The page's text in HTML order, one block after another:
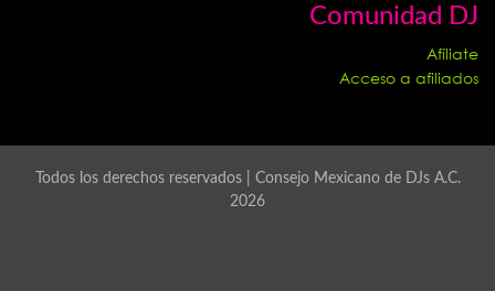
Comunidad DJ
Afíliate
Acceso a afiliados
Todos los derechos reservados | Consejo Mexicano de DJs A.C.
2026